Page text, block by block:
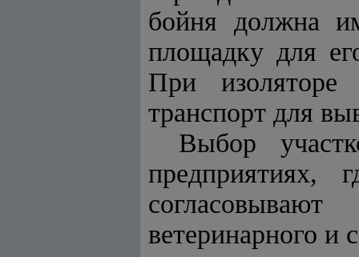
бойня должна
площадку для
При изоляторе
транспорт для
Выбор
ветеринарного и